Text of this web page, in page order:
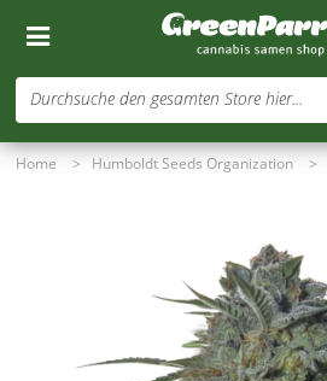
Durchsuche den gesamten Store hier...
Home > Humboldt Seeds Organization >